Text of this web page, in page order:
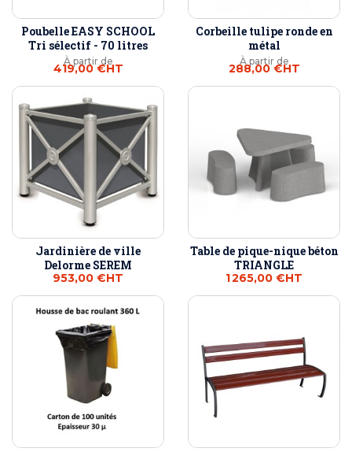
Poubelle EASY SCHOOL
Tri sélectif - 70 litres
À partir de
419,00 €HT
Corbeille tulipe ronde en
métal
À partir de
288,00 €HT
Jardinière de ville
Delorme SEREM
953,00 €HT
Table de pique-nique béton
TRIANGLE
1 265,00 €HT